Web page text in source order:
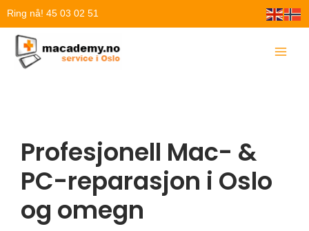
Hopp
innholdet
Ring nå! 45 03 02 51
Profesjonell Mac- &
PC-reparasjon i Oslo
og omegn